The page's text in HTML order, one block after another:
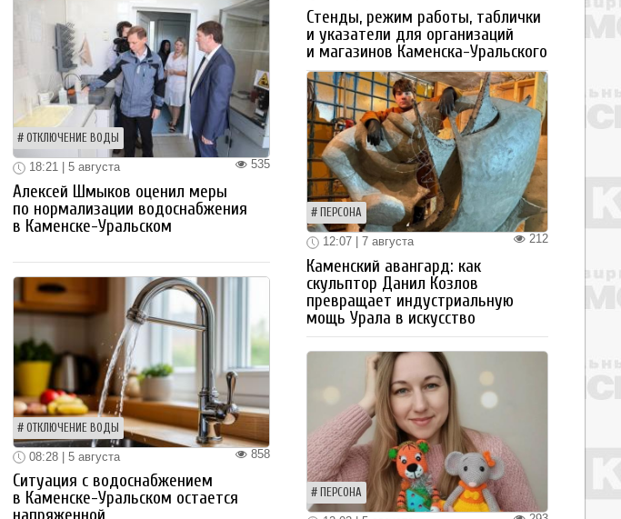
ОТКЛЮЧЕНИЕ ВОДЫ
535
18:21 | 5 августа
Алексей Шмыков оценил меры
по нормализации водоснабжения
в Каменске-Уральском
ОТКЛЮЧЕНИЕ ВОДЫ
858
08:28 | 5 августа
Ситуация с водоснабжением
в Каменске-Уральском остается
Стенды, режим работы, таблички
и указатели для организаций
и магазинов Каменска-Уральского
ПЕРСОНА
212
12:07 | 7 августа
Каменский авангард: как
скульптор Данил Козлов
превращает индустриальную
мощь Урала в искусство
ПЕРСОНА